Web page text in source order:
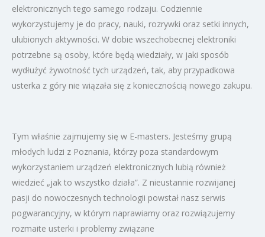
elektronicznych tego samego rodzaju. Codziennie
wykorzystujemy je do pracy, nauki, rozrywki oraz setki innych,
ulubionych aktywności. W dobie wszechobecnej elektroniki
potrzebne są osoby, które będą wiedziały, w jaki sposób
wydłużyć żywotność tych urządzeń, tak, aby przypadkowa
usterka z góry nie wiązała się z koniecznością nowego zakupu.
Tym właśnie zajmujemy się w E-masters. Jesteśmy grupą
młodych ludzi z Poznania, którzy poza standardowym
wykorzystaniem urządzeń elektronicznych lubią również
wiedzieć „jak to wszystko działa”. Z nieustannie rozwijanej
pasji do nowoczesnych technologii powstał nasz serwis
pogwarancyjny, w którym naprawiamy oraz rozwiązujemy
rozmaite usterki i problemy związane